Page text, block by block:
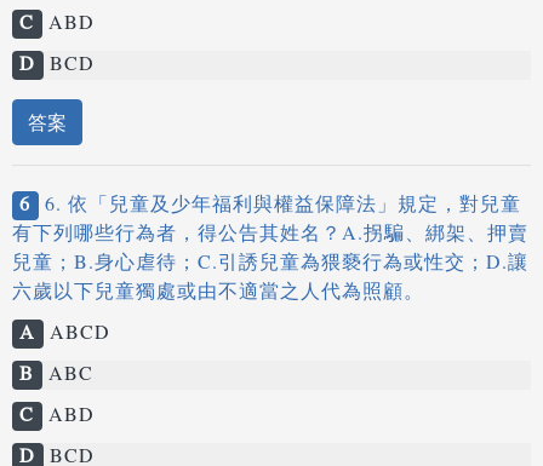
C ABD
D BCD
答案
6 6. 依「兒童及少年福利與權益保障法」規定，對兒童
有下列哪些行為者，得公告其姓名？A.拐騙、綁架、押賣
兒童；B.身心虐待；C.引誘兒童為猥褻行為或性交；D.讓
六歲以下兒童獨處或由不適當之人代為照顧。
A ABCD
B ABC
C ABD
D BCD